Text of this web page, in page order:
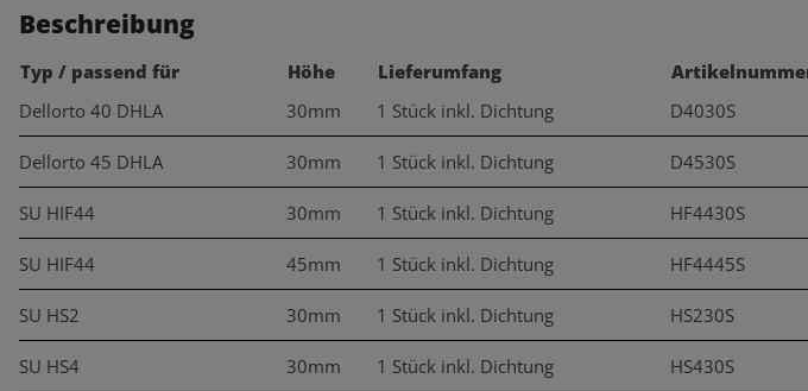
Beschreibung
Typ / passend für Höhe Lieferumfang
Dellorto 40 DHLA
30mm 1 Stück inkl. Dichtung D4030S
Dellorto 45 DHLA 30mm 1 Stück inkl. Dichtung D4530S
SU HIF44 30mm 1 Stück inkl. Dichtung HF4430S
SU HIF44 45mm 1 Stück inkl. Dichtung HF4445S
SU HS2 30mm 1 Stück inkl. Dichtung HS230S
SU HS4 30mm 1 Stück inkl. Dichtung HS430S